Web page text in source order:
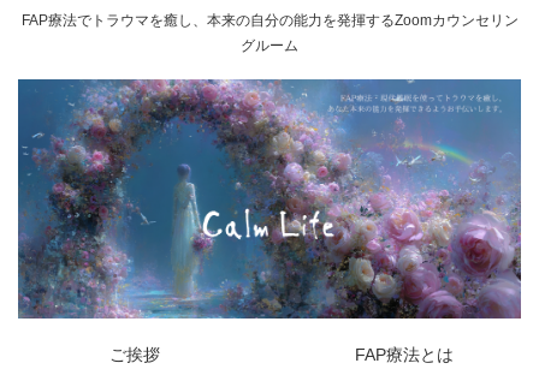
FAP療法でトラウマを癒し、本来の自分の能力を発揮するZoomカウンセリン
グルーム
ご挨拶
FAP療法とは